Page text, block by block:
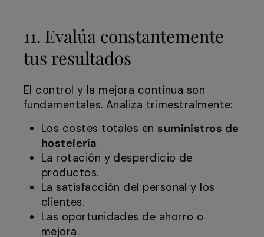
11. Evalúa constantemente
tus resultados
El control y la mejora continua son
fundamentales. Analiza trimestralmente:
Los costes totales en suministros de
hostelería.
La rotación y desperdicio de
productos.
La satisfacción del personal y los
clientes.
Las oportunidades de ahorro o
mejora.